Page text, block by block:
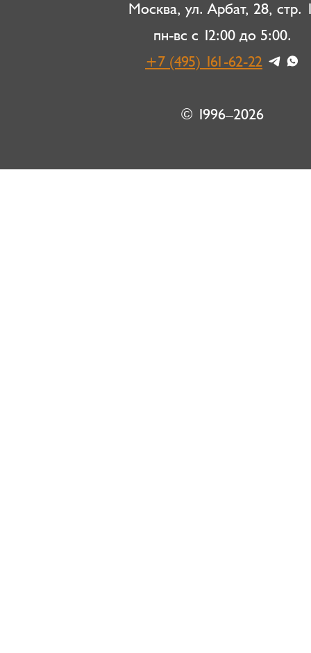
Москва, ул. Арбат, 28, стр.
пн-вс с 12:00 до 5:00.
+7 (495) 161-62-22
© 1996–2026